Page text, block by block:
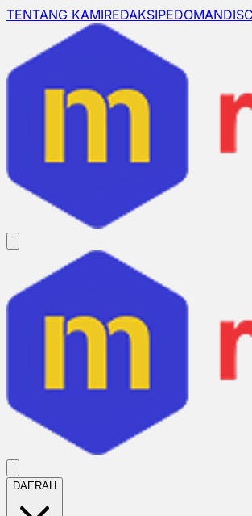
TENTANG KAMIREDAKSIPEDOMAN
DAERAH